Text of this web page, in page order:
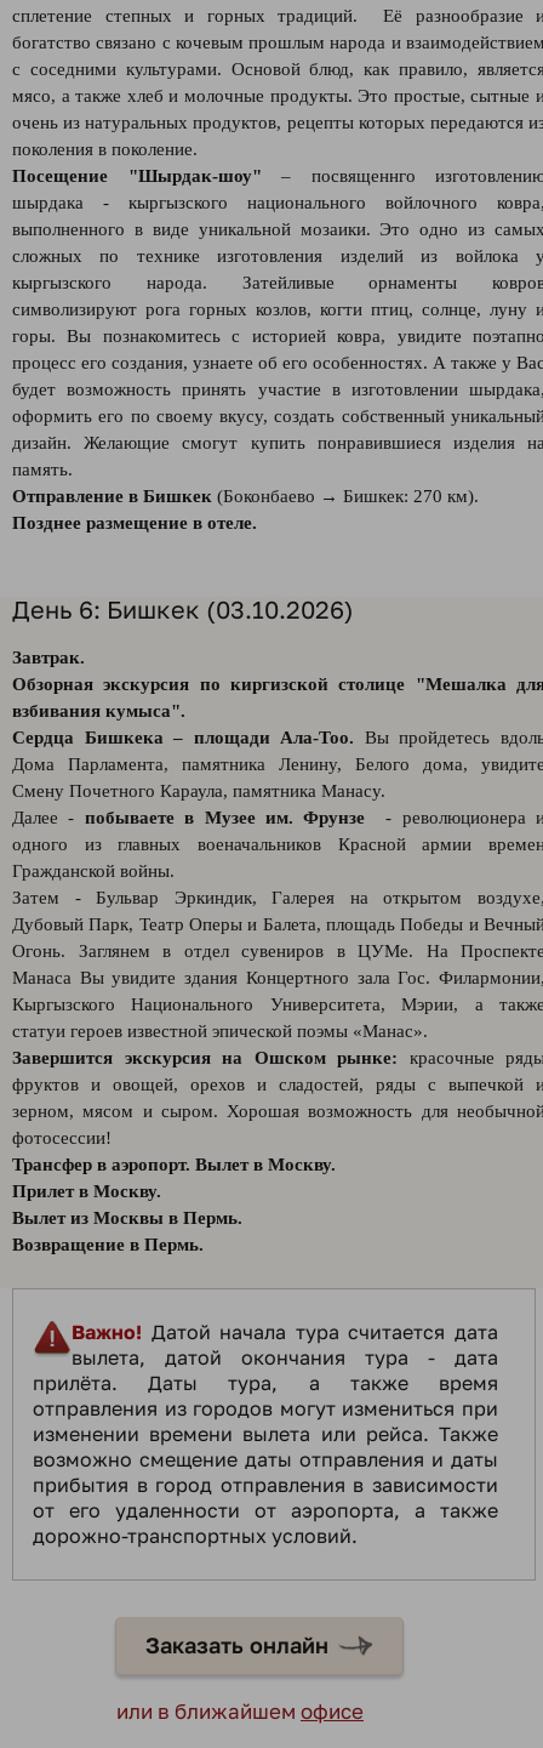
сплетение степных и горных традиций. Её разнообразие
богатство связано с кочевым прошлым народа и
с соседними культурами. Основой блюд, как правило,
мясо, а также хлеб и молочные продукты. Это простые, сытные
очень из натуральных продуктов, рецепты которых передаются
поколения в поколение.
Посещение "Шырдак-шоу" – посвященнго
шырдака - кыргызского национального войлочного
выполненного в виде уникальной мозаики. Это одно из
сложных по технике изготовления изделий из войлока
кыргызского народа. Затейливые орнаменты
символизируют рога горных козлов, когти птиц, солнце, луну
горы. Вы познакомитесь с историей ковра, увидите
процесс его создания, узнаете об его особенностях. А также у
будет возможность принять участие в изготовлении
оформить его по своему вкусу, создать собственный
дизайн. Желающие смогут купить понравившиеся изделия
память.
Отправление в Бишкек (Боконбаево → Бишкек: 270 км).
Позднее размещение в отеле.
День 6: Бишкек (03.10.2026)
Завтрак.
Обзорная экскурсия по киргизской столице "Мешалка
взбивания кумыса".
Сердца Бишкека – площади Ала-Тоо. Вы пройдетесь
Дома Парламента, памятника Ленину, Белого дома,
Смену Почетного Караула, памятника Манасу.
Далее - побываете в Музее им. Фрунзе - революционера
одного из главных военачальников Красной армии
Гражданской войны.
Затем - Бульвар Эркиндик, Галерея на открытом
Дубовый Парк, Театр Оперы и Балета, площадь Победы и
Огонь. Заглянем в отдел сувениров в ЦУМе. На
Манаса Вы увидите здания Концертного зала Гос.
Кыргызского Национального Университета, Мэрии, а
статуи героев известной эпической поэмы «Манас».
Завершится экскурсия на Ошском рынке: красочные
фруктов и овощей, орехов и сладостей, ряды с выпечкой
зерном, мясом и сыром. Хорошая возможность для
фотосессии!
Трансфер в аэропорт. Вылет в Москву.
Прилет в Москву.
Вылет из Москвы в Пермь.
Возвращение в Пермь.
Важно! Датой начала тура считается дата
вылета, датой окончания тура - дата
прилёта. Даты тура, а также время
отправления из городов могут измениться при
изменении времени вылета или рейса. Также
возможно смещение даты отправления и даты
прибытия в город отправления в зависимости
от его удаленности от аэропорта, а также
дорожно-транспортных условий.
Заказать онлайн
или в ближайшем офисе